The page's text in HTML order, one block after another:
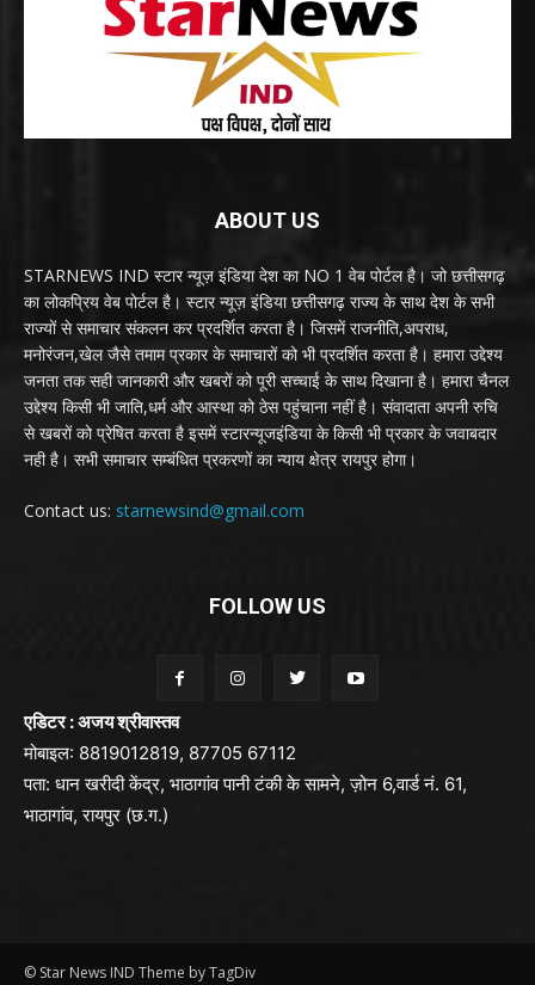
ABOUT US
STARNEWS IND स्टार न्यूज़ इंडिया देश का NO 1 वेब पोर्टल है। जो छत्तीसगढ़
का लोकप्रिय वेब पोर्टल है। स्टार न्यूज़ इंडिया छत्तीसगढ़ राज्य के साथ देश के सभी
राज्यों से समाचार संकलन कर प्रदर्शित करता है। जिसमें राजनीति,अपराध,
मनोरंजन,खेल जैसे तमाम प्रकार के समाचारों को भी प्रदर्शित करता है। हमारा उद्देश्य
जनता तक सही जानकारी और खबरों को पूरी सच्चाई के साथ दिखाना है। हमारा चैनल
उद्देश्य किसी भी जाति,धर्म और आस्था को ठेस पहुंचाना नहीं है। संवादाता अपनी रुचि
से खबरों को प्रेषित करता है इसमें स्टारन्यूजइंडिया के किसी भी प्रकार के जवाबदार
नही है। सभी समाचार सम्बंधित प्रकरणों का न्याय क्षेत्र रायपुर होगा।
Contact us: starnewsind@gmail.com
FOLLOW US
एडिटर : अजय श्रीवास्तव
मोबाइल: 8819012819, 87705 67112
पता: धान खरीदी केंद्र, भाठागांव पानी टंकी के सामने, ज़ोन 6,वार्ड नं. 61,
भाठागांव, रायपुर (छ.ग.)
© Star News IND Theme by TagDiv